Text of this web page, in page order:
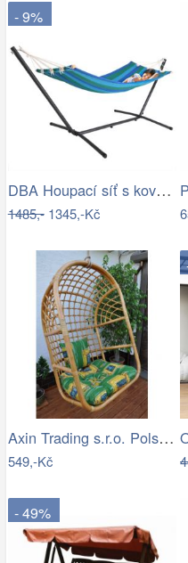
- 9%
DBA Houpací síť s kovovým rámem 200 x…
1485,-1345,-Kč
Axin Trading s.r.o. Polstr na závěsnou…
549,-Kč
- 49%